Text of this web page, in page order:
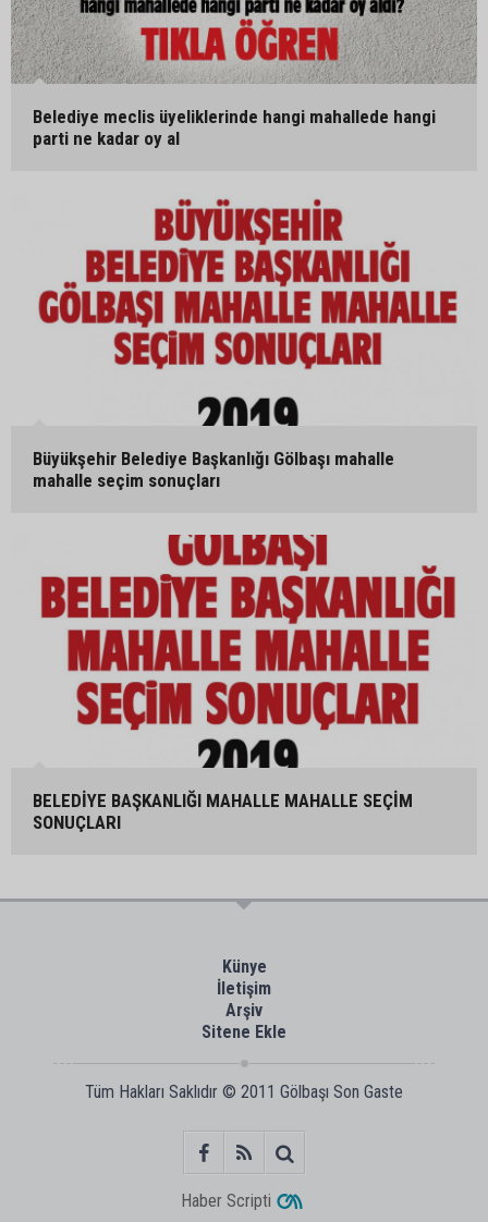
Belediye meclis üyeliklerinde hangi mahallede hangi
parti ne kadar oy al
Büyükşehir Belediye Başkanlığı Gölbaşı mahalle
mahalle seçim sonuçları
BELEDİYE BAŞKANLIĞI MAHALLE MAHALLE SEÇİM
SONUÇLARI
Künye
İletişim
Arşiv
Sitene Ekle
Tüm Hakları Saklıdır © 2011 Gölbaşı Son Gaste
Haber Scripti